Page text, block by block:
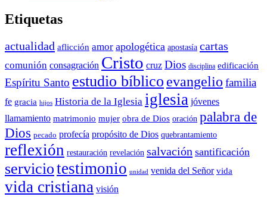
Etiquetas
actualidad aflicción amor apologética apostasía cartas
comunión consagración Cristo cruz Dios disciplina edificación
Espíritu Santo estudio bíblico evangelio familia
fe gracia hijos Historia de la Iglesia iglesia jóvenes
llamamiento matrimonio mujer obra de Dios oración palabra de
Dios pecado profecía propósito de Dios quebrantamiento
reflexión restauración revelación salvación santificación
serviciotestimonio unidad venida del Señor vida
vida cristiana visión